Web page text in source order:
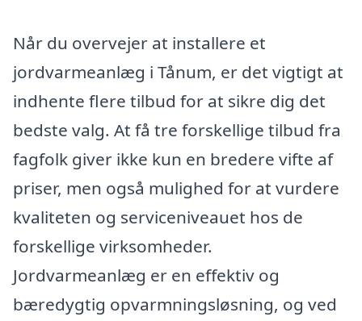
Når du overvejer at installere et
jordvarmeanlæg i Tånum, er det vigtigt at
indhente flere tilbud for at sikre dig det
bedste valg. At få tre forskellige tilbud fra
fagfolk giver ikke kun en bredere vifte af
priser, men også mulighed for at vurdere
kvaliteten og serviceniveauet hos de
forskellige virksomheder.
Jordvarmeanlæg er en effektiv og
bæredygtig opvarmningsløsning, og ved